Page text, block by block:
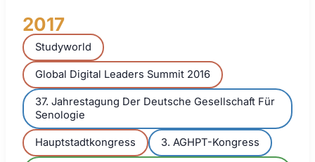
2017
Studyworld
Global Digital Leaders Summit 2016
37. Jahrestagung Der Deutsche Gesellschaft Für
Senologie
Hauptstadtkongress 3. AGHPT-Kongress